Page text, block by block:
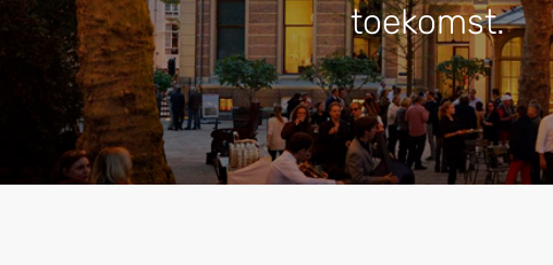
toekomst.